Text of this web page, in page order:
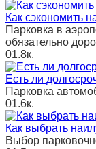
Как сэкономить
Парковка в
обязательно
01.8к.
Есть ли
Парковка
01.6к.
Как выбрать
Выбор